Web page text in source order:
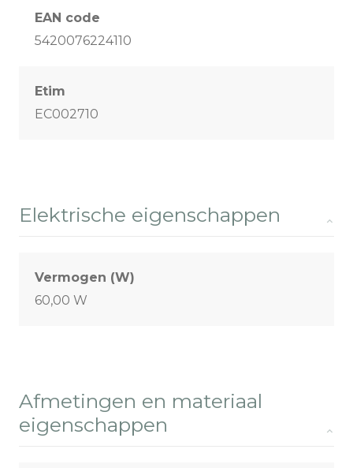
EAN code
5420076224110
Etim
EC002710
Elektrische eigenschappen
Vermogen (W)
60,00 W
Afmetingen en materiaal
eigenschappen